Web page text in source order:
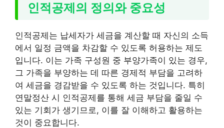
인적공제의 정의와 중요성
인적공제는 납세자가 세금을 계산할 때 자신의 소득
에서 일정 금액을 차감할 수 있도록 허용하는 제도
입니다. 이는 가족 구성원 중 부양가족이 있는 경우,
그 가족을 부양하는 데 따른 경제적 부담을 고려하
여 세금을 경감받을 수 있도록 하는 것입니다. 특히
연말정산 시 인적공제를 통해 세금 부담을 줄일 수
있는 기회가 생기므로, 이를 잘 이해하고 활용하는
것이 중요합니다.